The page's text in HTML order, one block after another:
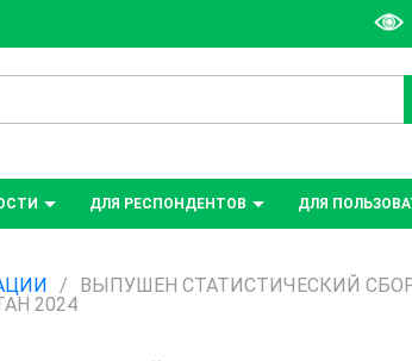
ДЛЯ РЕСПОНДЕНТОВ ДЛЯ
/
ВЫПУШЕН СТАТИСТИЧЕСКИЙ
2024